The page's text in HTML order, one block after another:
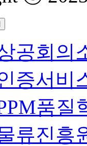
공회의
증서비
품질
류진흥